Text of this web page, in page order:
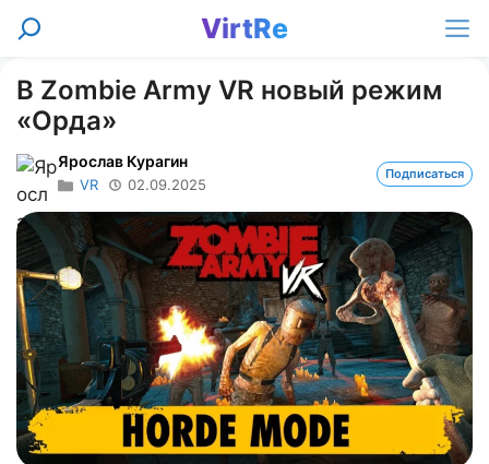
Перейти
VirtRe
Поиск
В Zombie Army VR новый режим
«Орда»
Ярослав Курагин
VR 02.09.2025
Подписаться